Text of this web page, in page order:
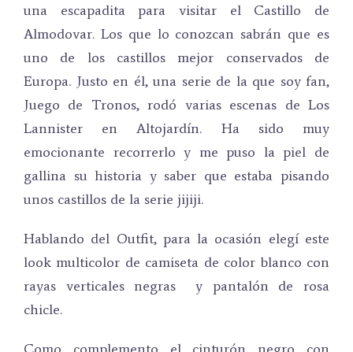
una escapadita para visitar el Castillo de
Almodovar. Los que lo conozcan sabrán que es
uno de los castillos mejor conservados de
Europa. Justo en él, una serie de la que soy fan,
Juego de Tronos, rodó varias escenas de Los
Lannister en Altojardín. Ha sido muy
emocionante recorrerlo y me puso la piel de
gallina su historia y saber que estaba pisando
unos castillos de la serie jijiji.
Hablando del Outfit, para la ocasión elegí este
look multicolor de camiseta de color blanco con
rayas verticales negras y pantalón de rosa
chicle.